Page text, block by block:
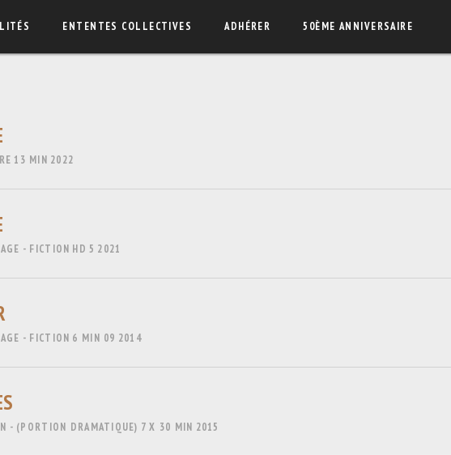
ENTENTES COLLECTIVES ADHÉRER 50ÈME ANNIVERSAIRE
13 MIN 2022
- FICTION HD 5 2021
- FICTION 6 MIN 09 2014
- (PORTION DRAMATIQUE) 7 X 30 MIN 2015